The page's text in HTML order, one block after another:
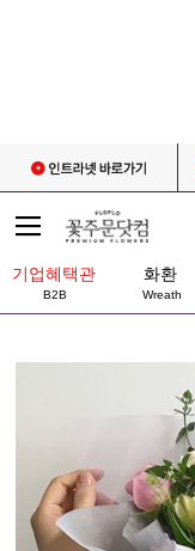
기업혜택관
B2B
화환
Wreath